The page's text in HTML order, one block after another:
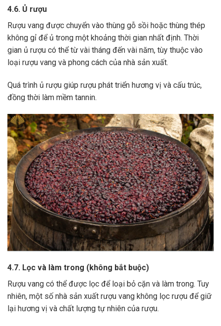
4.6. Ủ rượu
Rượu vang được chuyển vào thùng gỗ sồi hoặc thùng thép
không gỉ để ủ trong một khoảng thời gian nhất định. Thời
gian ủ rượu có thể từ vài tháng đến vài năm, tùy thuộc vào
loại rượu vang và phong cách của nhà sản xuất.
Quá trình ủ rượu giúp rượu phát triển hương vị và cấu trúc,
đồng thời làm mềm tannin.
4.7. Lọc và làm trong (không bắt buộc)
Rượu vang có thể được lọc để loại bỏ cặn và làm trong. Tuy
nhiên, một số nhà sản xuất rượu vang không lọc rượu để giữ
lại hương vị và chất lượng tự nhiên của rượu.